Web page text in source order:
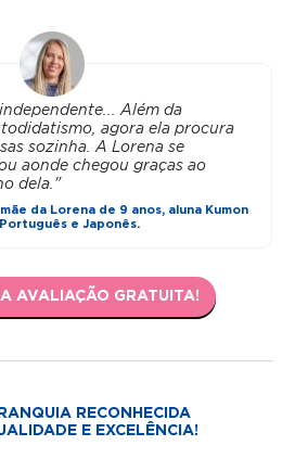
Além da
agora ela procura
sozinha. A Lorena se
aonde chegou graças ao
dela."
da Lorena de 9 anos, aluna Kumon
e Japonês.
AVALIAÇÃO GRATUITA!
RECONHECIDA
E EXCELÊNCIA!